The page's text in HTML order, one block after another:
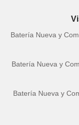
Batería Nueva y
Batería Nueva y
Batería Nueva y